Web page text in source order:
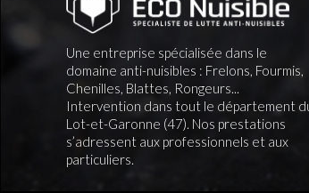
Une entreprise spécialisée dans le
domaine anti-nuisibles : Frelons, Fourmis,
Chenilles, Blattes, Rongeurs...
Intervention dans tout le département
Lot-et-Garonne (47). Nos prestations
s’adressent aux professionnels et aux
particuliers.